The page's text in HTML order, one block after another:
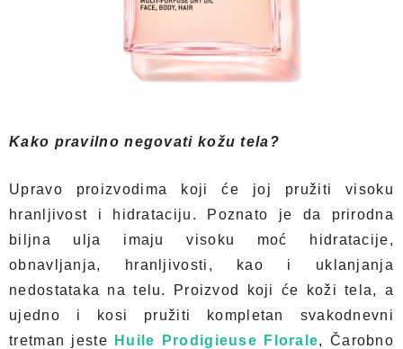
Kako pravilno negovati kožu tela?
Upravo proizvodima koji će joj pružiti visoku
hranljivost i hidrataciju. Poznato je da prirodna
biljna ulja imaju visoku moć hidratacije,
obnavljanja, hranljivosti, kao i uklanjanja
nedostataka na telu. Proizvod koji će koži tela, a
ujedno i kosi pružiti kompletan svakodnevni
tretman jeste
Huile Prodigieuse Florale, Čarobno